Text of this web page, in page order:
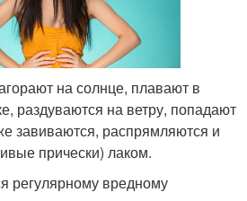
на солнце, плавают в
раздуваются на ветру, попадают
завиваются, распрямляются и
прически) лаком.
регулярному вредному